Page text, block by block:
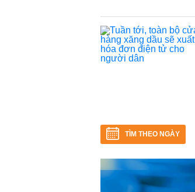
TÌM THEO NGÀY